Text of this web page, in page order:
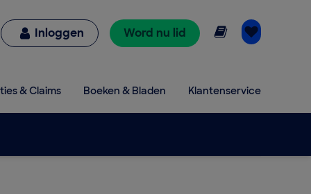
Inloggen Word nu lid Online lezen
& Claims Boeken & Bladen Klantenservice